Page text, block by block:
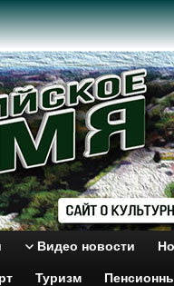
Видео новости
Туризм